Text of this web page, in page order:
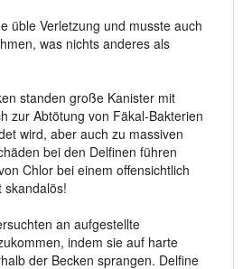
üble Verletzung und musste auch
was nichts anderes als
standen große Kanister mit
zur Abtötung von Fäkal-Bakterien
wird, aber auch zu massiven
bei den Delfinen führen
Chlor bei einem offensichtlich
skandalös!
an aufgestellte
indem sie auf harte
der Becken sprangen. Delfine